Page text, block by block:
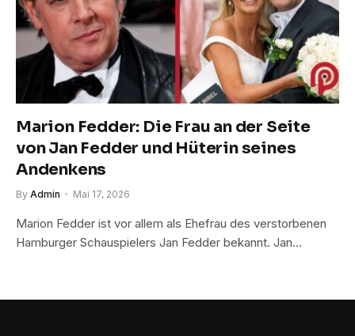
Marion Fedder: Die Frau an der Seite
von Jan Fedder und Hüterin seines
Andenkens
By Admin Mai 17, 2026
Marion Fedder ist vor allem als Ehefrau des verstorbenen
Hamburger Schauspielers Jan Fedder bekannt. Jan…